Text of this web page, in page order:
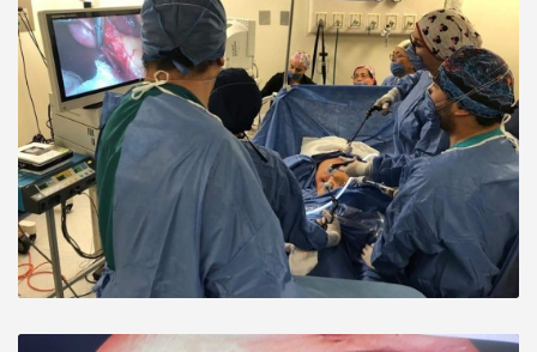
Paciente
Increíble la consulta, la explicación muy
detallada, resolvió todas mis dudas. La dra
inspira confianza